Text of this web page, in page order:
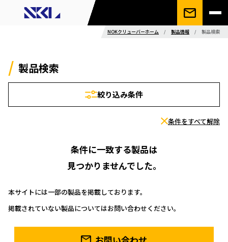
NOKクリューバーホーム / 製品情報 / 製品検索
製品検索
絞り込み条件
条件をすべて解除
条件に一致する製品は
見つかりませんでした。
本サイトには一部の製品を掲載しております。
掲載されていない製品についてはお問い合わせください。
お問い合わせ